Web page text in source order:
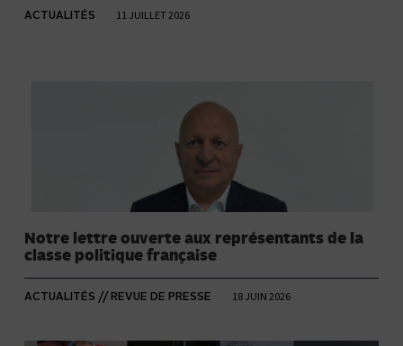
ACTUALITÉS 11 JUILLET 2026
Notre lettre ouverte aux représentants de la
classe politique française
ACTUALITÉS // REVUE DE PRESSE 18 JUIN 2026